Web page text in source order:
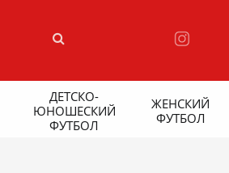
ДЕТСКО-
ЮНОШЕСКИЙ
ФУТБОЛ
ЖЕНСКИЙ
ФУТБОЛ